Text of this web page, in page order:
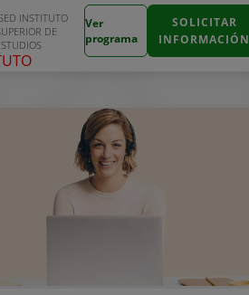
INSTITUTO
DE
Ver
programa
SOLICITAR
INFORMACIÓN